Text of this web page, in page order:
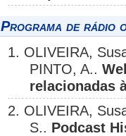
Programa de rádio
1. OLIVEIRA,
PINTO, A..
relacionadas
2. OLIVEIRA,
S.. Podcast